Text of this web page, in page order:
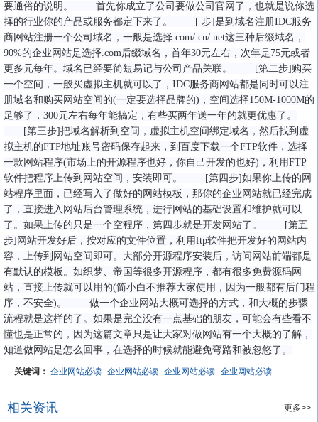
要通俗的说明。 首先你成立了公司要做公司官网了，也就是说你选
择的行业你的产品或服务都定下来了。 [ 步]是到域名注册IDC服务
商网站注册一个公司域名，一般是选择.com/.cn/.net这三种后缀域名，
90%的企业网站是选择.com后缀域名，首年30元左右，次年是75元或者
更多元每年。域名已经要简短易记与公司产品关联。 [第二步]购买
一个空间，一般买虚拟主机就可以了，IDC服务商网站都是同时可以注
册域名和购买网站空间的(一定要选择品牌的)，空间选择150M-1000M的
足够了，300元左右每年能搞定，有些买两年送一年的就更优惠了。
[第三步]把域名解析到空间，虚拟主机空间绑定域名，然后找到虚
拟主机的FTP地址账号密码保存起来，到百度下载一个FTP软件，选择
一款网站程序(市场上的开源程序也好，你自己开发的也好)，利用FTP
软件把程序上传到网站空间，安装即可。 [第四步]如果你上传的网
站程序里面，已经写入了做好的网站模板，那你的企业网站就已经完成
了，直接进入网站后台管理系统，进行网站的基础设置和维护就可以
了。如果上传的只是一个空程序，第四步就是开发网站了。 [第五
步]网站开发好后，按对应的文件位置，利用ftp软件把开发好的网站内
容，上传到网站空间即可。大部分开源程序安装后，访问网站前端都是
有默认的模板。如织梦、帝国等很多开源程序，都有很多免费源码网
站，直接上传就可以用的(简小白不推荐大家使用，因为一般都有后门程
序，不安全)。 做一个企业网站大概可选择的方式，和大概的步骤
流程就是这样的了。如果是完全没有一点基础的朋友，可能会有些看不
懂也是正常的，因为这篇文章只是让大家对做网站有一个大概的了解，
知道做网站是怎么回事，在选择的时候就能避免弯路和被忽悠了。
关键词： 企业网站必读 企业网站必读 企业网站必读 企业网站必读
相关资讯 更多>>